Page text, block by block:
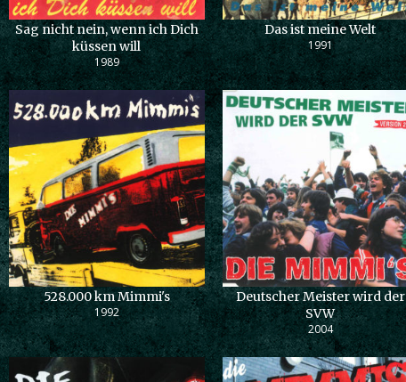
Sag nicht nein, wenn ich Dich
küssen will
1989
Das ist meine Welt
1991
528.000 km Mimmi's
1992
Deutscher Meister wird der
SVW
2004